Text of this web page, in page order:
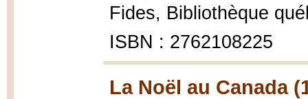
Fides, Bibliothèque
ISBN : 2762108225
La Noël au Canada